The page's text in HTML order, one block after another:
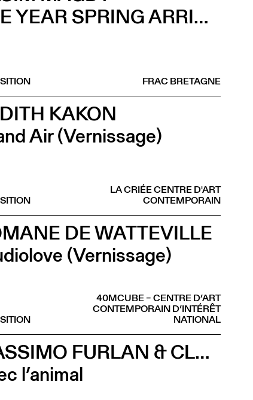
THE YEAR SPRING ARRIVED IN SEPTEMBER (Vernissage)
FRAC BRETAGNE
KAKON
Air (Vernissage)
LA CRIÉE CENTRE D'ART
CONTEMPORAIN
DE WATTEVILLE
(Vernissage)
40MCUBE – CENTRE D’ART
CONTEMPORAIN D’INTÉRÊT
NATIONAL
MASSIMO FURLAN & CLAIRE DE RIBAUPIERRE
l’animal